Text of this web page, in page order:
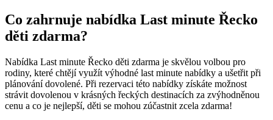
Co zahrnuje nabídka Last minute Řecko
děti zdarma?
Nabídka Last minute Řecko děti zdarma je skvělou volbou pro
rodiny, které chtějí využít výhodné last minute nabídky a ušetřit při
plánování dovolené. Při rezervaci této nabídky získáte možnost
strávit dovolenou v krásných řeckých destinacích za zvýhodněnou
cenu a co je nejlepší, děti se mohou zúčastnit zcela zdarma!